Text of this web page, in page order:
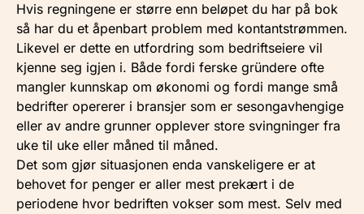
Hvis regningene er større enn beløpet du har på bok
så har du et åpenbart problem med kontantstrømmen.
Likevel er dette en utfordring som bedriftseiere vil
kjenne seg igjen i. Både fordi ferske gründere ofte
mangler kunnskap om økonomi og fordi mange små
bedrifter opererer i bransjer som er sesongavhengige
eller av andre grunner opplever store svingninger fra
uke til uke eller måned til måned.
Det som gjør situasjonen enda vanskeligere er at
behovet for penger er aller mest prekært i de
periodene hvor bedriften vokser som mest. Selv med